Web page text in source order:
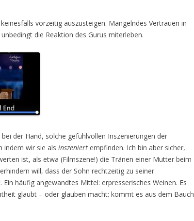
vorzeitig auszusteigen. Mangelndes Vertrauen in
die Reaktion des Gurus miterleben.
der Hand, solche gefühlvollen Inszenierungen der
indem wir sie als inszeniert empfinden. Ich bin aber sicher,
ist, als etwa (Filmszene!) die Tränen einer Mutter beim
will, dass der Sohn rechtzeitig zu seiner
häufig angewandtes Mittel: erpresserisches Weinen. Es
glaubt – oder glauben macht: kommt es aus dem Bauch